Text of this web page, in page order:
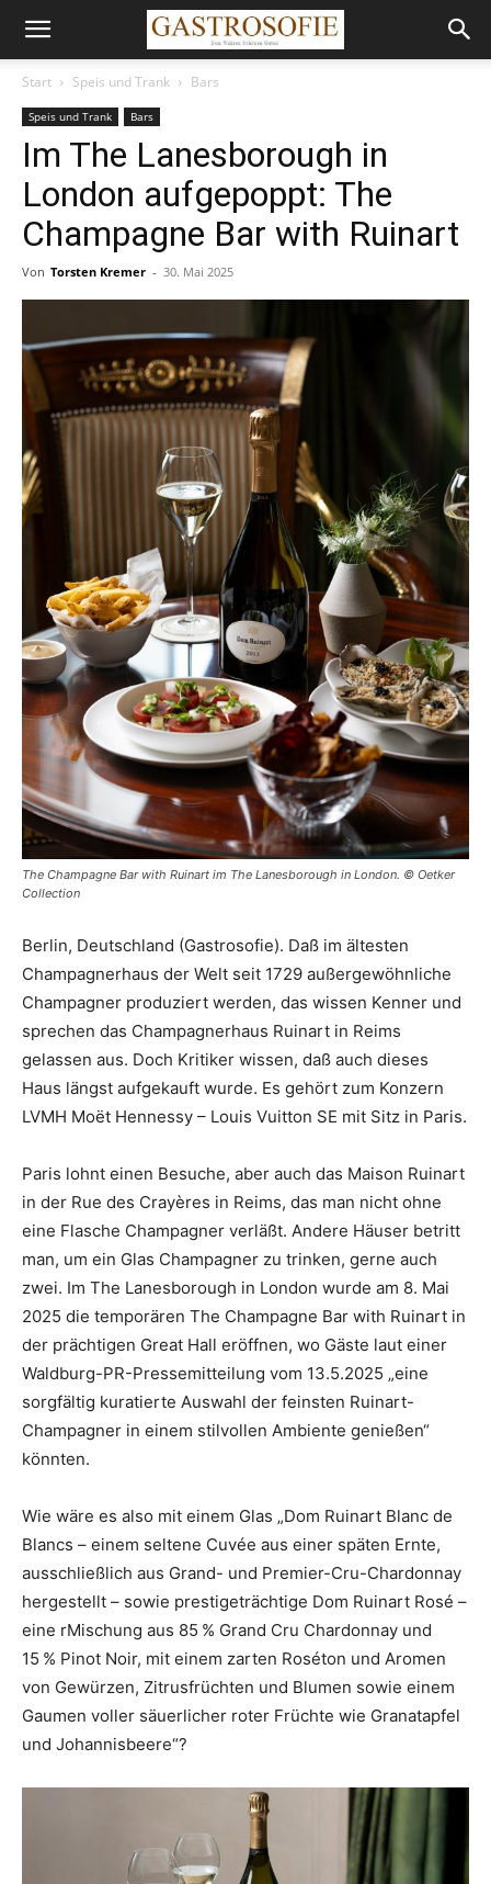
Start Speis und Trank Bars
Speis und Trank Bars
Im The Lanesborough in
London aufgepoppt: The
Champagne Bar with Ruinart
Von Torsten Kremer - 30. Mai 2025
The Champagne Bar with Ruinart im The Lanesborough in London. © Oetker
Collection
Berlin, Deutschland (Gastrosofie). Daß im ältesten
Champagnerhaus der Welt seit 1729 außergewöhnliche
Champagner produziert werden, das wissen Kenner und
sprechen das Champagnerhaus Ruinart in Reims
gelassen aus. Doch Kritiker wissen, daß auch dieses
Haus längst aufgekauft wurde. Es gehört zum Konzern
LVMH Moët Hennessy – Louis Vuitton SE mit Sitz in Paris.
Paris lohnt einen Besuche, aber auch das Maison Ruinart
in der Rue des Crayères in Reims, das man nicht ohne
eine Flasche Champagner verläßt. Andere Häuser betritt
man, um ein Glas Champagner zu trinken, gerne auch
zwei. Im The Lanesborough in London wurde am 8. Mai
2025 die temporären The Champagne Bar with Ruinart in
der prächtigen Great Hall eröffnen, wo Gäste laut einer
Waldburg-PR-Pressemitteilung vom 13.5.2025 „eine
sorgfältig kuratierte Auswahl der feinsten Ruinart-
Champagner in einem stilvollen Ambiente genießen“
könnten.
Wie wäre es also mit einem Glas „Dom Ruinart Blanc de
Blancs – einem seltene Cuvée aus einer späten Ernte,
ausschließlich aus Grand- und Premier-Cru-Chardonnay
hergestellt – sowie prestigeträchtige Dom Ruinart Rosé –
eine rMischung aus 85 % Grand Cru Chardonnay und
15 % Pinot Noir, mit einem zarten Roséton und Aromen
von Gewürzen, Zitrusfrüchten und Blumen sowie einem
Gaumen voller säuerlicher roter Früchte wie Granatapfel
und Johannisbeere“?